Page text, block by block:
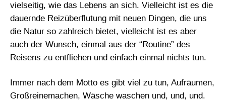
vielseitig, wie das Lebens an sich. Vielleicht ist es die
dauernde Reizüberflutung mit neuen Dingen, die uns
die Natur so zahlreich bietet, vielleicht ist es aber
auch der Wunsch, einmal aus der “Routine” des
Reisens zu entfliehen und einfach einmal nichts tun.
Immer nach dem Motto es gibt viel zu tun, Aufräumen,
Großreinemachen, Wäsche waschen und, und, und.